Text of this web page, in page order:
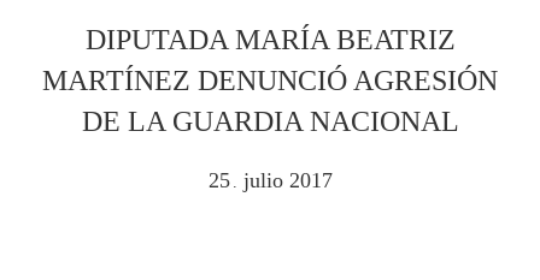
DIPUTADA MARÍA BEATRIZ
MARTÍNEZ DENUNCIÓ AGRESIÓN
DE LA GUARDIA NACIONAL
25 . julio 2017